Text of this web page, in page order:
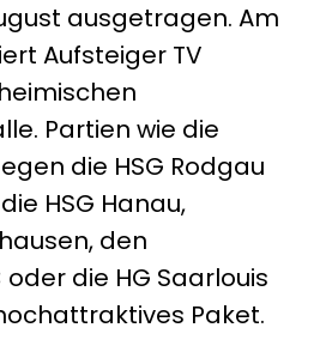
ausgetragen. Am
Aufsteiger TV
Partien wie die
die HSG Rodgau
HSG Hanau,
den
die HG Saarlouis
Paket.